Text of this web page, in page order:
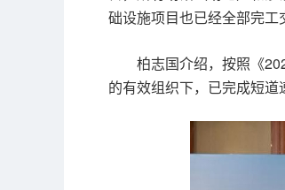
础设施项目也已经全部完工
柏志国介绍，按照《
的有效组织下，已完成短道